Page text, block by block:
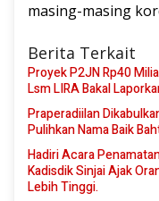
masing-masing
Berita Terkait
Proyek P2JN Rp40
Lsm LIRA Bakal
Praperadiilan
Pulihkan Nama Baik
Hadiri Acara
Kadisdik Sinjai Ajak
Lebih Tinggi.